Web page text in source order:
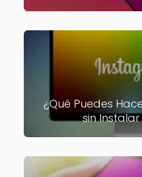
¿Qué Puedes
sin